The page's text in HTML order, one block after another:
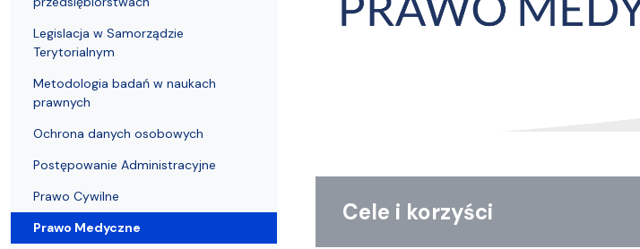
Cele i korzyści
Legislacja w Samorządzie
Terytorialnym
Metodologia badań w naukach
prawnych
Ochrona danych osobowych
Postępowanie Administracyjne
Prawo Cywilne
Prawo Medyczne